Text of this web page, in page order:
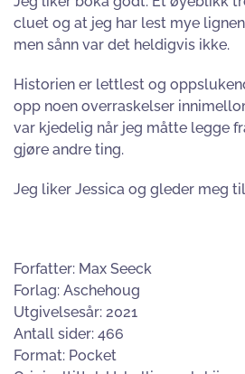
cluet og at jeg har lest mye
men sånn var det heldigvis ikke.
Historien er lettlest og
opp noen overraskelser
var kjedelig når jeg måtte legge
gjøre andre ting.
Jeg liker Jessica og gleder meg
Forfatter: Max Seeck
Forlag: Aschehoug
Utgivelsesår: 2021
Antall sider: 466
Format: Pocket